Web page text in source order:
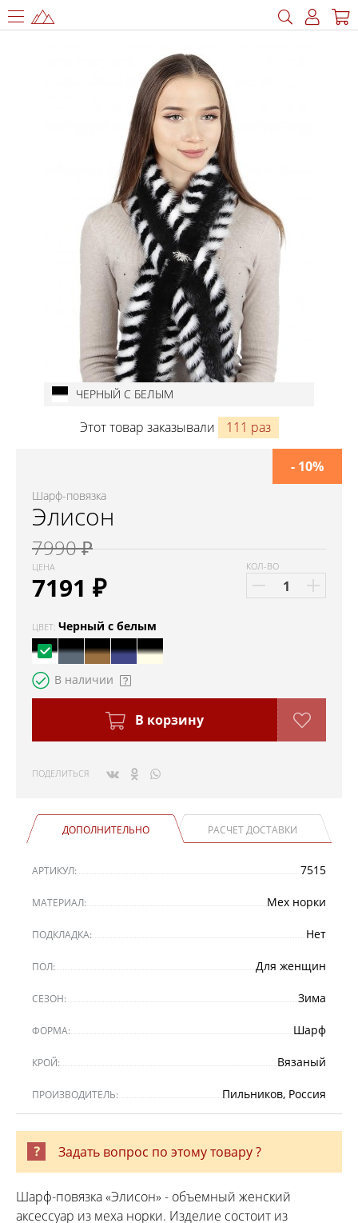
ЧЕРНЫЙ С БЕЛЫМ
Этот товар заказывали 111 раз
Шарф-повязка
Элисон
7990 ₽
ЦЕНА
7191 ₽
- 10%
КОЛ-ВО
ЦВЕТ: Черный с белым
В наличии
В корзину
ПОДЕЛИТЬСЯ
ДОПОЛНИТЕЛЬНО РАСЧЕТ ДОСТАВКИ
АРТИКУЛ: 7515
МАТЕРИАЛ: Мех норки
ПОДКЛАДКА: Нет
ПОЛ: Для женщин
СЕЗОН: Зима
ФОРМА: Шарф
КРОЙ: Вязаный
ПРОИЗВОДИТЕЛЬ: Пильников, Россия
Задать вопрос по этому товару ?
Шарф-повязка «Элисон» - объемный женский
аксессуар из меха норки. Изделие состоит из